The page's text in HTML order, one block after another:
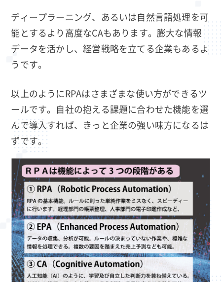
ディープラーニング、あるいは自然言語処理を可
能とするより高度なCAもあります。膨大な情報
データを活かし、経営戦略を立てる企業もあるよ
うです。
以上のようにRPAはさまざまな使い方ができるツ
ールです。自社の抱える課題に合わせた機能を選
んで導入すれば、きっと企業の強い味方になるは
ずです。